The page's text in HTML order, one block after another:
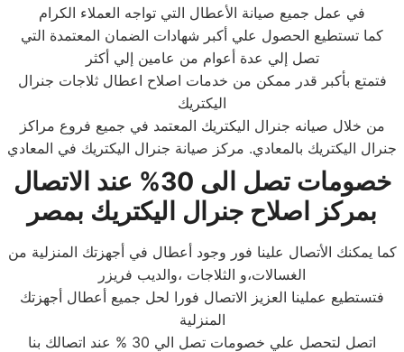
في عمل جميع صيانة الأعطال التي تواجه العملاء الكرام
كما تستطيع الحصول علي أكبر شهادات الضمان المعتمدة التي
تصل إلي عدة أعوام من عامين إلي أكثر
فتمتع بأكبر قدر ممكن من خدمات اصلاح اعطال ثلاجات جنرال
اليكتريك
من خلال صيانه جنرال اليكتريك المعتمد في جميع فروع مراكز
جنرال اليكتريك بالمعادي. مركز صيانة جنرال اليكتريك في المعادي
خصومات تصل الى 30% عند الاتصال
بمركز اصلاح جنرال اليكتريك بمصر
كما يمكنك الأتصال علينا فور وجود أعطال في أجهزتك المنزلية من
الغسالات،و الثلاجات ،والديب فريزر
فتستطيع عملينا العزيز الاتصال فورا لحل جميع أعطال أجهزتك
المنزلية
اتصل لتحصل علي خصومات تصل الي 30 % عند اتصالك بنا